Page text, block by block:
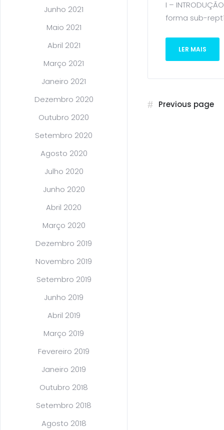
Junho 2021
Maio 2021
Abril 2021
Março 2021
Janeiro 2021
Dezembro 2020
Outubro 2020
Setembro 2020
Agosto 2020
Julho 2020
Junho 2020
Abril 2020
Março 2020
Dezembro 2019
Novembro 2019
Setembro 2019
Junho 2019
Abril 2019
Março 2019
Fevereiro 2019
Janeiro 2019
Outubro 2018
Setembro 2018
Agosto 2018
I –
forma sub-
LER MAIS
Previous page